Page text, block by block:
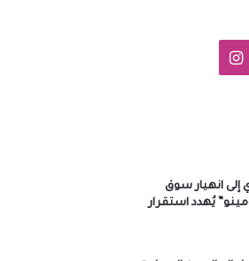
انستقرام
إلى انهيار سوق
الدومينو” يُهدد استقرار